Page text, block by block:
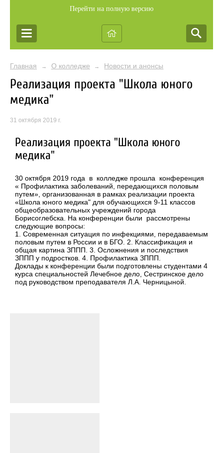
Перейти на полную версию
Главная → О колледже → Новости и анонсы
Реализация проекта "Школа юного
медика"
31 октября 2019 г.
Реализация проекта "Школа юного
медика"
30 октября 2019 года в колледже прошла конференция
« Профилактика заболеваний, передающихся половым
путем», организованная в рамках реализации проекта
«Школа юного медика" для обучающихся 9-11 классов
общеобразовательных учреждений города
Борисоглебска. На конференции были рассмотрены
следующие вопросы:
1. Современная ситуация по инфекциями, передаваемым
половым путем в России и в БГО. 2. Классификация и
общая картина ЗППП. 3. Осложнения и последствия
ЗППП у подростков. 4. Профилактика ЗППП.
Доклады к конференции были подготовлены студентами 4
курса специальностей Лечебное дело, Сестринское дело
под руководством преподавателя Л.А. Черницыной.